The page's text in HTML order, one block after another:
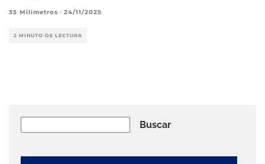
35 Milímetros · 24/11/2025
2 MINUTO DE LECTURA
Buscar